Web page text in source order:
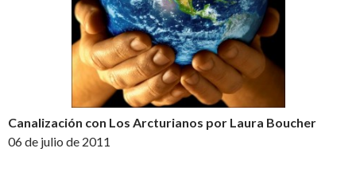
Canalización con Los Arcturianos por Laura Boucher
06 de julio de 2011